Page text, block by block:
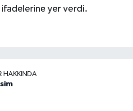
ifadelerine yer verdi.
HAKKINDA